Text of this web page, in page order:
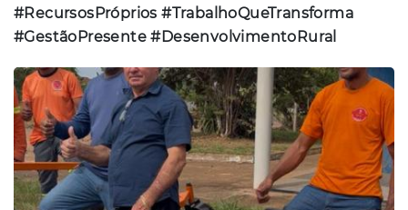
#RecursosPróprios #TrabalhoQueTransforma
#GestãoPresente #DesenvolvimentoRural